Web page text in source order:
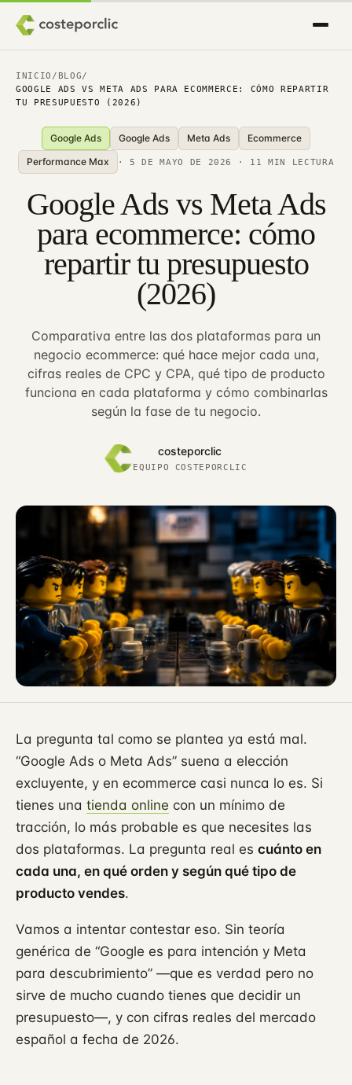
INICIO / BLOG/
GOOGLE ADS VS META ADS PARA ECOMMERCE: CÓMO REPARTIR
TU PRESUPUESTO (2026)
Google Ads Google Ads Meta Ads
Ecommerce
Performance Max
· 5 DE MAYO DE 2026 · 11 MIN LECTURA
Google Ads vs Meta Ads
para ecommerce: cómo
repartir tu presupuesto
(2026)
Comparativa entre las dos plataformas para un
negocio ecommerce: qué hace mejor cada una,
cifras reales de CPC y CPA, qué tipo de producto
funciona en cada plataforma y cómo combinarlas
según la fase de tu negocio.
costeporclic
EQUIPO COSTEPORCLIC
La pregunta tal como se plantea ya está mal.
“Google Ads o Meta Ads” suena a elección
excluyente, y en ecommerce casi nunca lo es. Si
tienes una tienda online con un mínimo de
tracción, lo más probable es que necesites las
dos plataformas. La pregunta real es cuánto en
cada una, en qué orden y según qué tipo de
producto vendes.
Vamos a intentar contestar eso. Sin teoría
genérica de “Google es para intención y Meta
para descubrimiento” —que es verdad pero no
sirve de mucho cuando tienes que decidir un
presupuesto—, y con cifras reales del mercado
español a fecha de 2026.